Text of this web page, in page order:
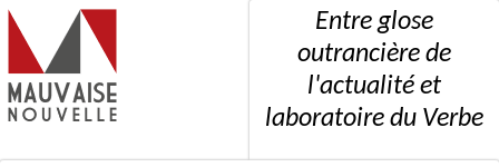
Entre glose
outrancière de
l'actualité et
laboratoire du Verbe